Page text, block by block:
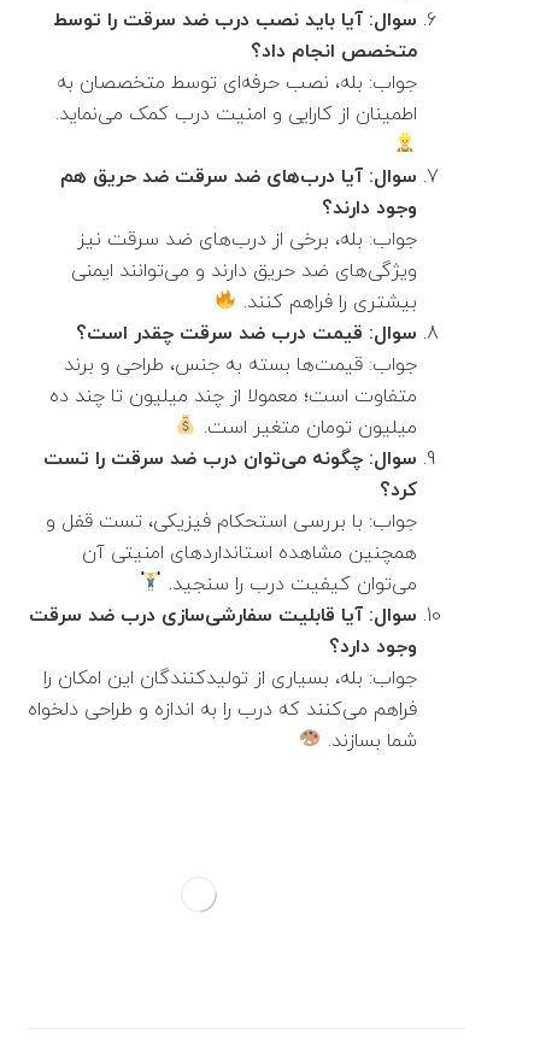
سوال: آیا باید نصب درب ضد سرقت را توسط
متخصص انجام داد؟
جواب: بله، نصب حرفه‌ای توسط متخصصان به
اطمینان از کارایی و امنیت درب کمک می‌نماید.
سوال: آیا درب‌های ضد سرقت ضد حریق هم
وجود دارند؟
جواب: بله، برخی از درب‌های ضد سرقت نیز
ویژگی‌های ضد حریق دارند و می‌توانند ایمنی
بیشتری را فراهم کنند.
سوال: قیمت درب ضد سرقت چقدر است؟
جواب: قیمت‌ها بسته به جنس، طراحی و برند
متفاوت است؛ معمولا از چند میلیون تا چند ده
میلیون تومان متغیر است.
سوال: چگونه می‌توان درب ضد سرقت را تست
کرد؟
جواب: با بررسی استحکام فیزیکی، تست قفل و
همچنین مشاهده استانداردهای امنیتی آن
می‌توان کیفیت درب را سنجید.
سوال: آیا قابلیت سفارشی‌سازی درب ضد سرقت
وجود دارد؟
جواب: بله، بسیاری از تولیدکنندگان این امکان را
فراهم می‌کنند که درب را به اندازه و طراحی دلخواه
شما بسازند.